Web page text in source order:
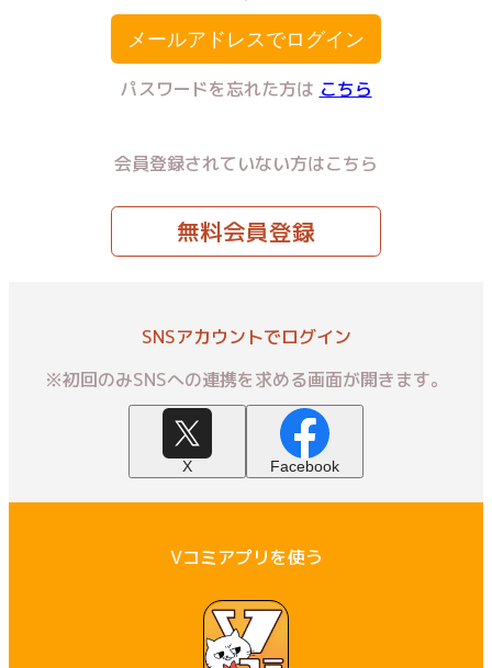
メールアドレスでログイン
パスワードを忘れた方は こちら
会員登録されていない方はこちら
無料会員登録
SNSアカウントでログイン
※初回のみSNSへの連携を求める画面が開きます。
X Facebook
Vコミアプリを使う